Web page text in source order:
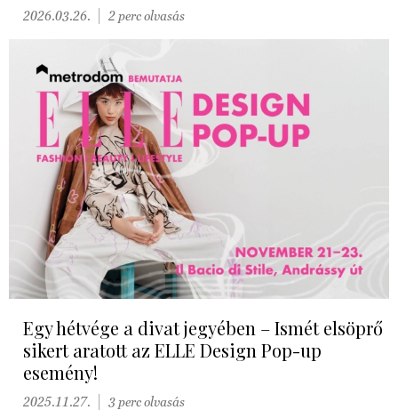
2026.03.26. 2 perc olvasás
Egy hétvége a divat jegyében – Ismét elsöprő
sikert aratott az ELLE Design Pop-up
esemény!
2025.11.27. 3 perc olvasás